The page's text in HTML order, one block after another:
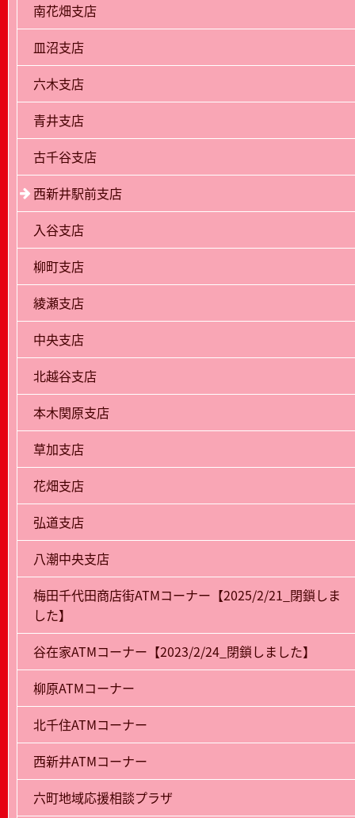
南花畑支店
皿沼支店
六木支店
青井支店
古千谷支店
西新井駅前支店
入谷支店
柳町支店
綾瀬支店
中央支店
北越谷支店
本木関原支店
草加支店
花畑支店
弘道支店
八潮中央支店
梅田千代田商店街ATMコーナー【2025/2/21_閉鎖しま
した】
谷在家ATMコーナー【2023/2/24_閉鎖しました】
柳原ATMコーナー
北千住ATMコーナー
西新井ATMコーナー
六町地域応援相談プラザ